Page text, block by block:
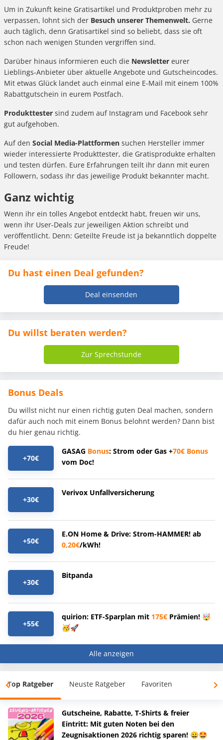
Um in Zukunft keine Gratisartikel und Produktproben mehr zu
verpassen, lohnt sich der Besuch unserer Themenwelt. Gerne
auch täglich, denn Gratisartikel sind so beliebt, dass sie oft
schon nach wenigen Stunden vergriffen sind.
Darüber hinaus informieren euch die Newsletter eurer
Lieblings-Anbieter über aktuelle Angebote und Gutscheincodes.
Mit etwas Glück landet auch einmal eine E-Mail mit einem 100%
Rabattgutschein in eurem Postfach.
Produkttester sind zudem auf Instagram und Facebook sehr
gut aufgehoben.
Auf den Social Media-Plattformen suchen Hersteller immer
wieder interessierte Produkttester, die Gratisprodukte erhalten
und testen dürfen. Eure Erfahrungen teilt ihr dann mit euren
Followern, sodass ihr das jeweilige Produkt bekannter macht.
Ganz wichtig
Wenn ihr ein tolles Angebot entdeckt habt, freuen wir uns,
wenn ihr User-Deals zur jeweiligen Aktion schreibt und
veröffentlicht. Denn: Geteilte Freude ist ja bekanntlich doppelte
Freude!
Du hast einen Deal gefunden?
Deal einsenden
Du willst beraten werden?
Zur Sprechstunde
Bonus Deals
Du willst nicht nur einen richtig guten Deal machen, sondern
dafür auch noch mit einem Bonus belohnt werden? Dann bist
du hier genau richtig.
+70€
GASAG Bonus: Strom oder Gas +70€ Bonus
vom Doc!
+30€
Verivox Unfallversicherung
+50€
E.ON Home & Drive: Strom-HAMMER! ab
0,20€/kWh!
+30€
Bitpanda
+55€
quirion: ETF-Sparplan mit 175€ Prämien! 🤯
🥳🚀
Alle anzeigen
Top Ratgeber Neuste Ratgeber Favoriten
Gutscheine, Rabatte, T-Shirts & freier
Eintritt: Mit guten Noten bei den
Zeugnisaktionen 2026 richtig sparen! 😀🤩